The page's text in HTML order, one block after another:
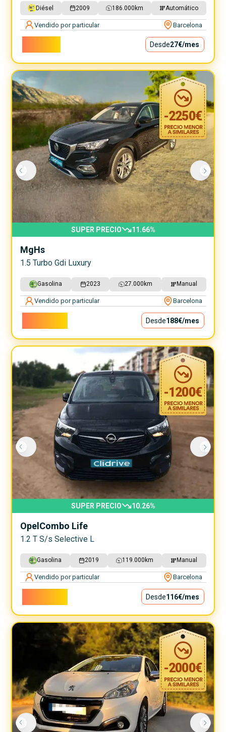
Diésel 2009 186.000 km Automático
Vendido por particular Barcelona
Desde27€/mes
-2250€
SUPER PRECIO 11.66%
MgHs
1.5 Turbo Gdi Luxury
Gasolina 2023 27.000 km Manual
Vendido por particular Barcelona
Desde188€/mes
-1200€
SUPER PRECIO 10.26%
OpelCombo Life
1.2 T S/s Selective L
Gasolina 2019 119.000 km Manual
Vendido por particular Barcelona
Desde116€/mes
-2000€